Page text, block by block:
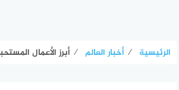
الرئيسية ⁄ أخبار العالم ⁄ أبرز الأعمال المستحبة يوم